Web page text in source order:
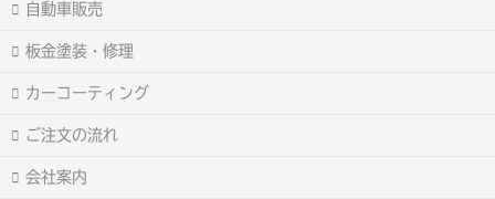
自動車販売
板金塗装・修理
カーコーティング
ご注文の流れ
会社案内